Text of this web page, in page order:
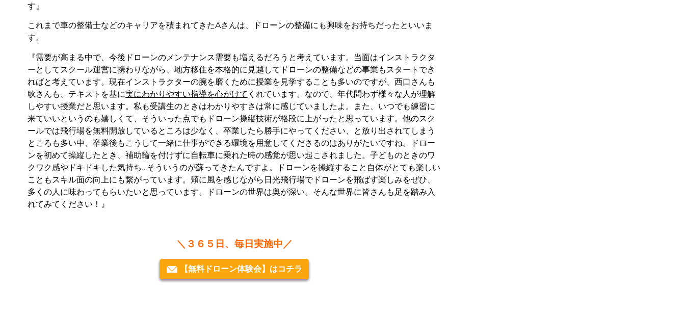
す』
これまで車の整備士などのキャリアを積まれてきたAさんは、ドローンの整備にも興味をお持ちだったといいま
す。
『需要が高まる中で、今後ドローンのメンテナンス需要も増えるだろうと考えています。当面はインストラクタ
ーとしてスクール運営に携わりながら、地方移住を本格的に見越してドローンの整備などの事業もスタートでき
ればと考えています。現在インストラクターの腕を磨くために授業を見学することも多いのですが、西口さんも
耿さんも、テキストを基に実にわかりやすい指導を心がけて くれています。なので、年代問わず様々な人が理解
しやすい授業だと思います。私も受講生のときはわかりやすさは常に感じていましたよ。また、いつでも練習に
来ていいというのも嬉しくて、そういった点でもドローン操縦技術が格段に上がったと思っています。他のスク
ールでは飛行場を無料開放しているところは少なく、卒業したら勝手にやってください、と放り出されてしまう
ところも多い中、卒業後もこうして一緒に仕事ができる環境を用意してくださるのはありがたいですね。ドロー
ンを初めて操縦したとき、補助輪を付けずに自転車に乗れた時の感覚が思い起こされました。子どものときのワ
クワク感やドキドキした気持ち…そういうのが蘇ってきたんですよ。ドローンを操縦すること自体がとても楽しい
こともスキル面の向上にも繋がっています。頬に風を感じながら日光飛行場でドローンを飛ばす楽しみをぜひ、
多くの人に味わってもらいたいと思っています。ドローンの世界は奥が深い。そんな世界に皆さんも足を踏み入
れてみてください！』
＼３６５日、毎日実施中／
【無料ドローン体験会】はコチラ